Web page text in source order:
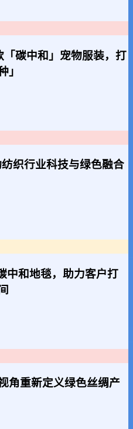
碳中和」宠物服装，打
」
织行业科技与绿色融合
和地毯，助力客户打
角重新定义绿色丝绸产